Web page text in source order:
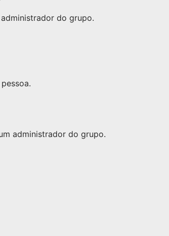
do grupo.
administrador do grupo.